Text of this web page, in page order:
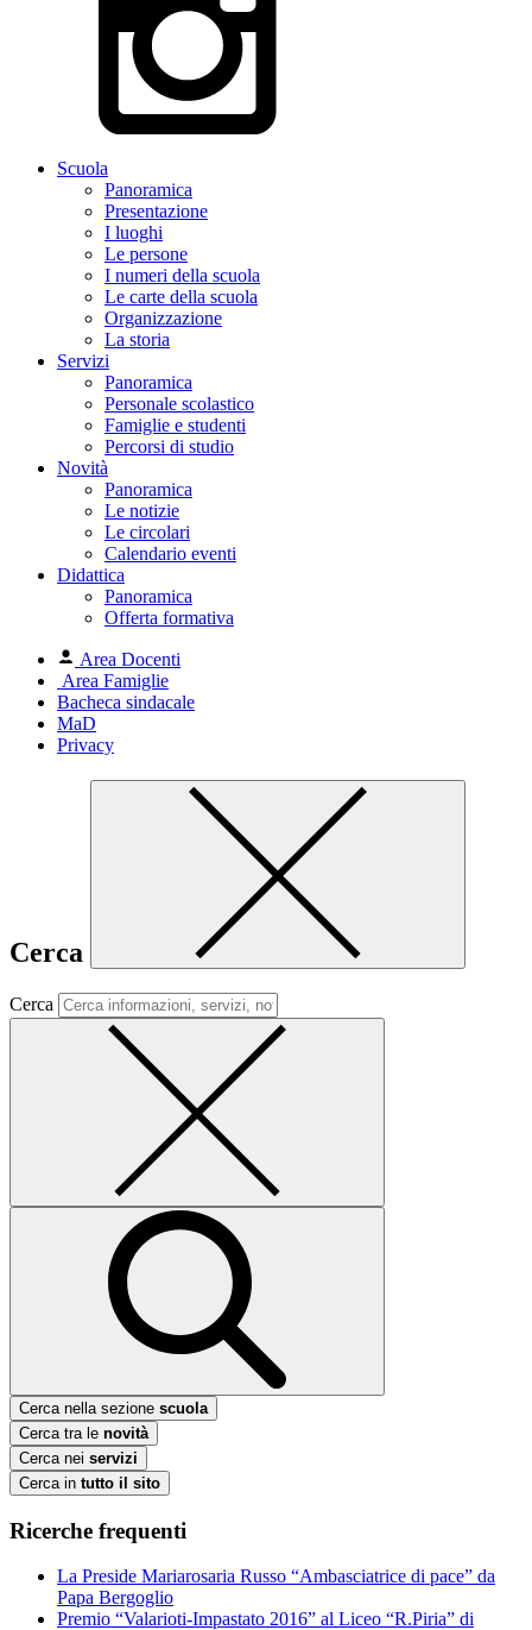
Scuola
Panoramica
Presentazione
I luoghi
Le persone
I numeri della scuola
Le carte della scuola
Organizzazione
La storia
Servizi
Panoramica
Personale scolastico
Famiglie e studenti
Percorsi di studio
Novità
Panoramica
Le notizie
Le circolari
Calendario eventi
Didattica
Panoramica
Offerta formativa
Area Docenti
Area Famiglie
Bacheca sindacale
MaD
Privacy
Cerca
Cerca
Cerca nella sezione scuola
Cerca tra le novità
Cerca nei servizi
Cerca in tutto il sito
Ricerche frequenti
La Preside Mariarosaria Russo “Ambasciatrice di pace” da
Papa Bergoglio
Premio “Valarioti-Impastato 2016” al Liceo “R.Piria” di